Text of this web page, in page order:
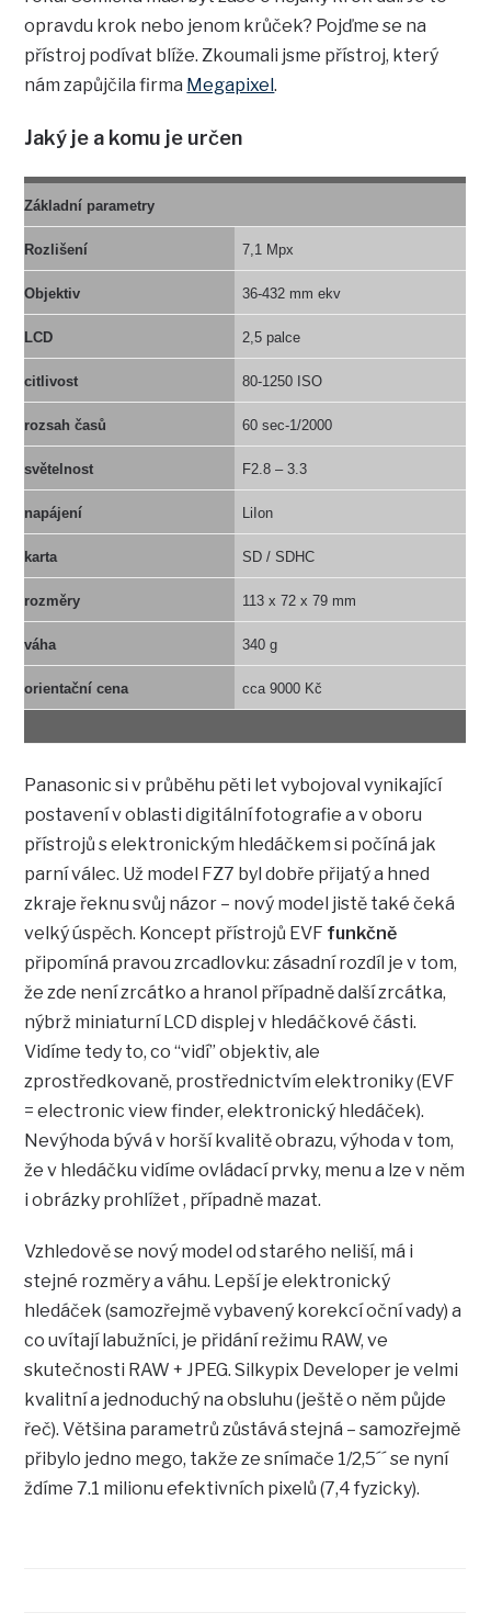
opravdu krok nebo jenom krůček? Pojďme se na
přístroj podívat blíže. Zkoumali jsme přístroj, který
nám zapůjčila firma Megapixel.
Jaký je a komu je určen
Základní parametry
Rozlišení 7,1 Mpx
Objektiv 36-432 mm ekv
LCD 2,5 palce
citlivost 80-1250 ISO
rozsah časů 60 sec-1/2000
světelnost F2.8 – 3.3
napájení LiIon
karta SD / SDHC
rozměry 113 x 72 x 79 mm
váha 340 g
orientační cena cca 9000 Kč
Panasonic si v průběhu pěti let vybojoval vynikající
postavení v oblasti digitální fotografie a v oboru
přístrojů s elektronickým hledáčkem si počíná jak
parní válec. Už model FZ7 byl dobře přijatý a hned
zkraje řeknu svůj názor – nový model jistě také čeká
velký úspěch. Koncept přístrojů EVF funkčně
připomíná pravou zrcadlovku: zásadní rozdíl je v tom,
že zde není zrcátko a hranol případně další zrcátka,
nýbrž miniaturní LCD displej v hledáčkové části.
Vidíme tedy to, co “vidí” objektiv, ale
zprostředkovaně, prostřednictvím elektroniky (EVF
= electronic view finder, elektronický hledáček).
Nevýhoda bývá v horší kvalitě obrazu, výhoda v tom,
že v hledáčku vidíme ovládací prvky, menu a lze v něm
i obrázky prohlížet , případně mazat.
Vzhledově se nový model od starého neliší, má i
stejné rozměry a váhu. Lepší je elektronický
hledáček (samozřejmě vybavený korekcí oční vady) a
co uvítají labužníci, je přidání režimu RAW, ve
skutečnosti RAW + JPEG. Silkypix Developer je velmi
kvalitní a jednoduchý na obsluhu (ještě o něm půjde
řeč). Většina parametrů zůstává stejná – samozřejmě
přibylo jedno mego, takže ze snímače 1/2,5´´ se nyní
ždíme 7.1 milionu efektivních pixelů (7,4 fyzicky).